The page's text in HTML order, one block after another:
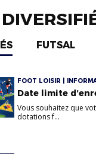
FUTSAL
FOOT LOISIR |
Date limite
Vous souhaitez que
dotations f...